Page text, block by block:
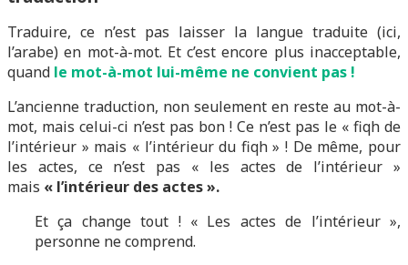
Traduire, ce n’est pas laisser la langue traduite (ici,
l’arabe) en mot-à-mot. Et c’est encore plus inacceptable,
quand le mot-à-mot lui-même ne convient pas !
L’ancienne traduction, non seulement en reste au mot-à-
mot, mais celui-ci n’est pas bon ! Ce n’est pas le « fiqh de
l’intérieur » mais « l’intérieur du fiqh » ! De même, pour
les actes, ce n’est pas « les actes de l’intérieur »
mais « l’intérieur des actes ».
Et ça change tout ! « Les actes de l’intérieur »,
personne ne comprend.